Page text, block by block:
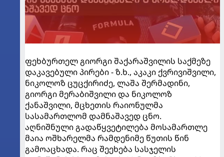
ფეხბურთელ გიორგი შაქარაშვილის საქმეზე
დაკავებული პირები - ზ.ხ., აკაკი ქვრივიშვილი,
ნიკოლოზ ცუცქირიძე, ლაშა შერმადინი,
გიორგი მერაბიშვილი და ნიკოლოზ
ქანაშვილი, მცხეთის რაიონულმა
სასამართლომ დამნაშავედ ცნო.
აღნიშნული გადაწყვეტილება მოსამართლე
მაია ოშხარელმა რამდენიმე წუთის წინ
გამოაცხადა. რაც შეეხება სასჯელის